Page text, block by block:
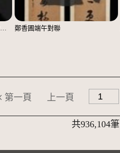
兒玉源太郎〈行草書自書詩條幅〉（印本） 鄭香圃端午對聯
第一頁 上一頁
共936,104筆